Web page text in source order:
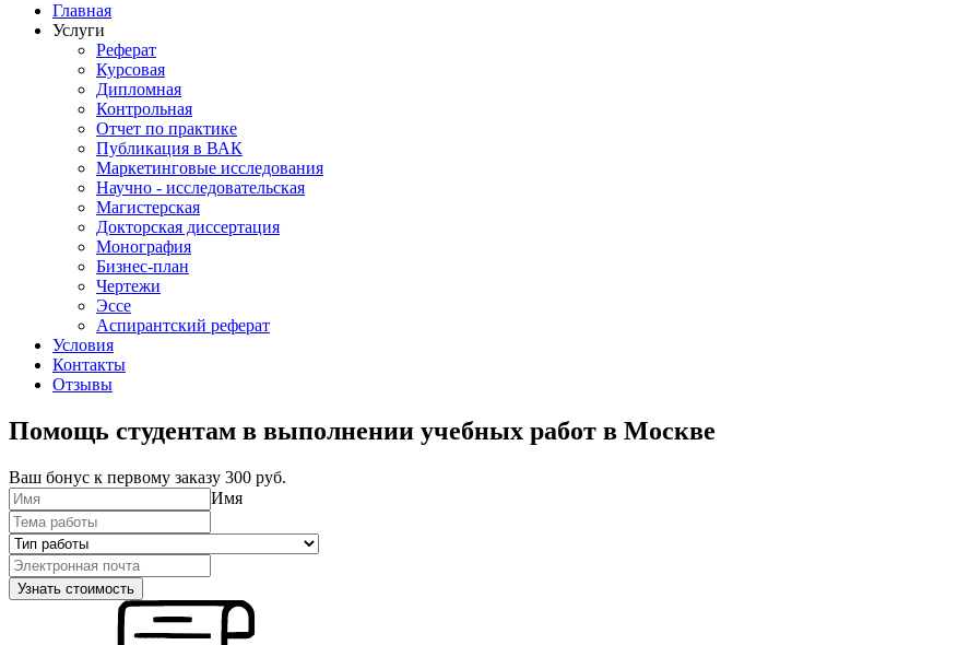
Главная
Услуги
Реферат
Курсовая
Дипломная
Контрольная
Отчет по практике
Публикация в ВАК
Маркетинговые исследования
Научно - исследовательская
Магистерская
Докторская диссертация
Монография
Бизнес-план
Чертежи
Эссе
Аспирантский реферат
Условия
Контакты
Отзывы
Помощь студентам в выполнении учебных работ в Москве
Ваш бонус к первому заказу 300 руб.
Имя